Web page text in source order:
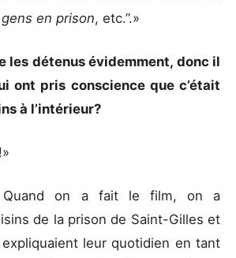
en prison, etc.”.»
les détenus évidemment, donc il
ont pris conscience que c’était
à l’intérieur?
Quand on a fait le film, on a
de la prison de Saint-Gilles et
leur quotidien en tant